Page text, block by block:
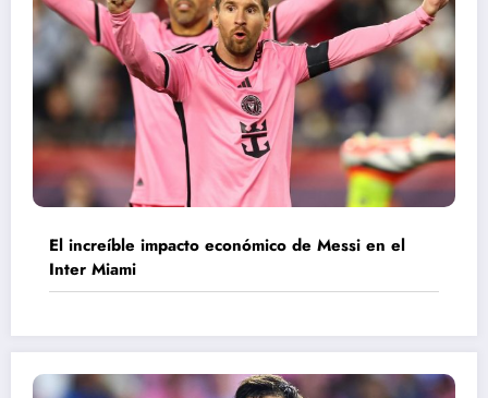
El increíble impacto económico de Messi en el
Inter Miami